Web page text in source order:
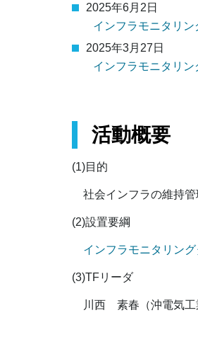
2025年6月2日
インフラモニタリ
2025年3月27日
インフラモニタリ
活動概要
(1)目的
社会インフラの維持管
(2)設置要綱
インフラモニタリン
(3)TFリーダ
川西 素春（沖電気工